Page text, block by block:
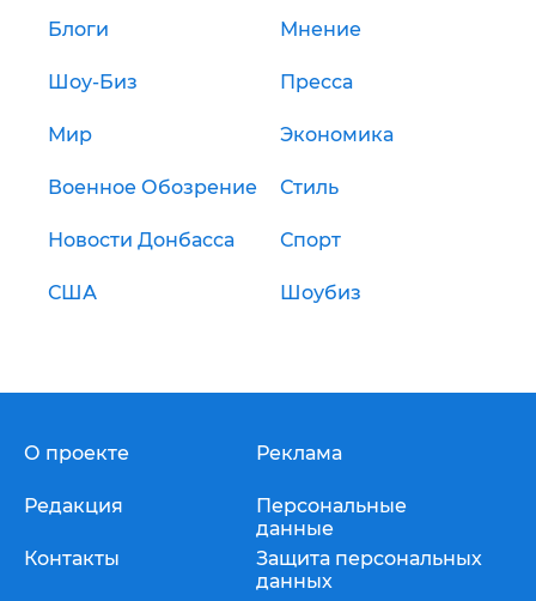
Блоги Мнение
Шоу-Биз Пресса
Мир Экономика
Военное Обозрение Стиль
Новости Донбасса Спорт
США Шоубиз
О проекте
Редакция
Контакты
Реклама
Персональные
данные
Защита персональных
данных